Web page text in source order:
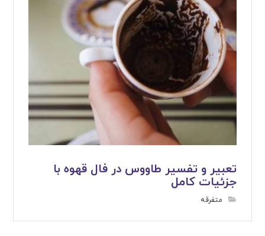
تعبیر و تفسیر طاووس در فال قهوه با
جزئیات کامل
متفرقه